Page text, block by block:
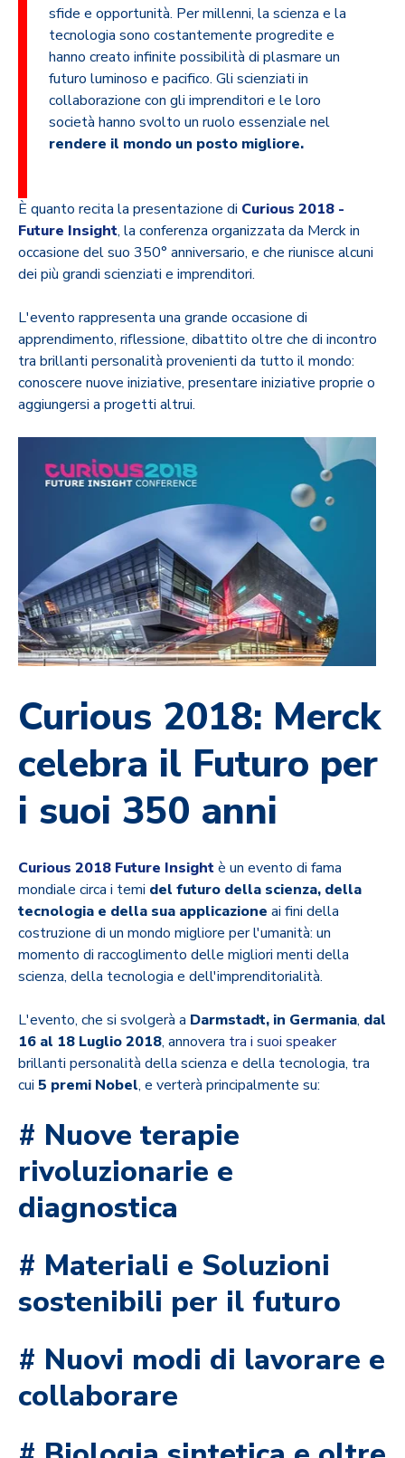
sfide e opportunità. Per millenni, la scienza e la
tecnologia sono costantemente progredite e
hanno creato infinite possibilità di plasmare un
futuro luminoso e pacifico. Gli scienziati in
collaborazione con gli imprenditori e le loro
società hanno svolto un ruolo essenziale nel
rendere il mondo un posto migliore.
È quanto recita la presentazione di Curious 2018 -
Future Insight, la conferenza organizzata da Merck in
occasione del suo 350° anniversario, e che riunisce alcuni
dei più grandi scienziati e imprenditori.
L'evento rappresenta una grande occasione di
apprendimento, riflessione, dibattito oltre che di incontro
tra brillanti personalità provenienti da tutto il mondo:
conoscere nuove iniziative, presentare iniziative proprie o
aggiungersi a progetti altrui.
Curious 2018: Merck
celebra il Futuro per
i suoi 350 anni
Curious 2018 Future Insightè un evento di fama
mondiale circa i temi del futuro della scienza, della
tecnologia e della sua applicazione ai fini della
costruzione di un mondo migliore per l'umanità: un
momento di raccoglimento delle migliori menti della
scienza, della tecnologia e dell'imprenditorialità.
L'evento, che si svolgerà a Darmstadt, in Germania, dal
16 al 18 Luglio 2018, annovera tra i suoi speaker
brillanti personalità della scienza e della tecnologia, tra
cui 5 premi Nobel, e verterà principalmente su:
# Nuove terapie
rivoluzionarie e
diagnostica
# Materiali e Soluzioni
sostenibili per il futuro
# Nuovi modi di lavorare e
collaborare